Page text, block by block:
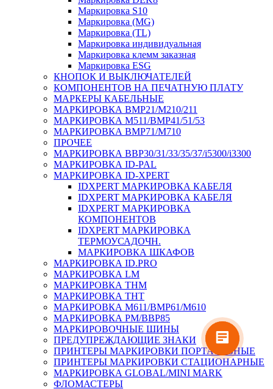
Маркировка S10
Маркировка (MG)
Маркировка (TL)
Маркировка индивидуальная
Маркировка клемм заказная
Маркировка ESG
КНОПОК И ВЫКЛЮЧАТЕЛЕЙ
КОМПОНЕНТОВ НА ПЕЧАТНУЮ ПЛАТУ
МАРКЕРЫ КАБЕЛЬНЫЕ
МАРКИРОВКА BMP21/M210/211
МАРКИРОВКА M511/BMP41/51/53
МАРКИРОВКА BMP71/M710
ПРОЧЕЕ
МАРКИРОВКА BBP30/31/33/35/37/i5300/i3300
МАРКИРОВКА ID-PAL
МАРКИРОВКА ID-XPERT
IDXPERT МАРКИРОВКА КАБЕЛЯ
IDXPERT МАРКИРОВКА КАБЕЛЯ
IDXPERT МАРКИРОВКА
КОМПОНЕНТОВ
IDXPERT МАРКИРОВКА
ТЕРМОУСАДОЧН.
МАРКИРОВКА ШКАФОВ
МАРКИРОВКА ID.PRO
МАРКИРОВКА LM
МАРКИРОВКА THM
МАРКИРОВКА THT
МАРКИРОВКА M611/BMP61/M610
МАРКИРОВКА PM/BBP85
МАРКИРОВОЧНЫЕ ШИНЫ
ПРЕДУПРЕЖДАЮЩИЕ ЗНАКИ
ПРИНТЕРЫ МАРКИРОВКИ ПОРТАТИВНЫЕ
ПРИНТЕРЫ МАРКИРОВКИ СТАЦИОНАРНЫЕ
МАРКИРОВКА GLOBAL/MINI MARK
ФЛОМАСТЕРЫ